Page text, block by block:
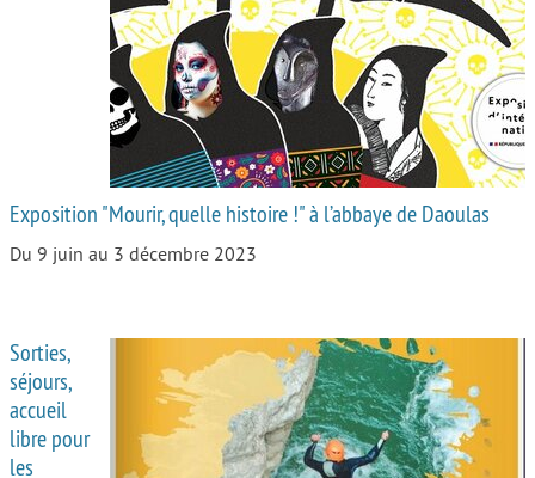
Autour de l’école
Protéger les enfants
Face au handicap
Face au deuil
Place aux grands-parents
Exposition "Mourir, quelle histoire !" à l’abbaye de Daoulas
Du 9 juin au 3 décembre 2023
Sorties,
séjours,
accueil
libre pour
les